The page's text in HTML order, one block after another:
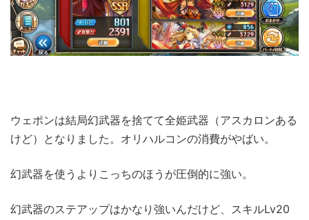
ウェポンは結局幻武器を捨てて全姫武器（アスカロンある
けど）となりました。オリハルコンの消費がやばい。
幻武器を使うよりこっちのほうが圧倒的に強い。
幻武器のステアップはかなり強いんだけど、スキルLv20